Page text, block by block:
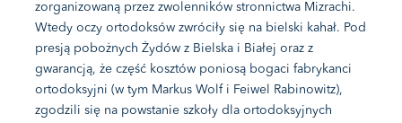
zorganizowaną przez zwolenników stronnictwa Mizrachi.
Wtedy oczy ortodoksów zwróciły się na bielski kahał. Pod
presją pobożnych Żydów z Bielska i Białej oraz z
gwarancją, że część kosztów poniosą bogaci fabrykanci
ortodoksyjni (w tym Markus Wolf i Feiwel Rabinowitz),
zgodzili się na powstanie szkoły dla ortodoksyjnych